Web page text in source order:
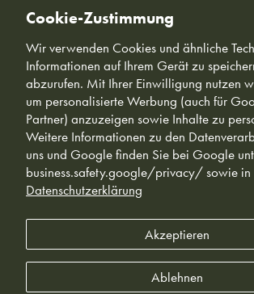
Cookie-Zustimmung
Wir verwenden Cookies und ähnliche
Informationen auf Ihrem Gerät zu
abzurufen. Mit Ihrer Einwilligung nutzen
um personalisierte Werbung (auch für
Partner) anzuzeigen sowie Inhalte zu
Weitere Informationen zu den
uns und Google finden Sie bei Google
business.safety.google/privacy/ sowie in
Datenschutzerklärung
Akzeptieren
Ablehnen
sofort ausprobiert. Mein Sohn war erst
jetzt trägt er sie sogar in der Schule und
Barfußgefühl. Ich hätte nicht gedacht,
viel verändern kann.
Impressum
Die Informationen auf diesen Seiten sind allgemeine
von Orthopäden und Experten nach bestem Wissen und
recherchiert und aufgearbeitet worden sind. Sie können